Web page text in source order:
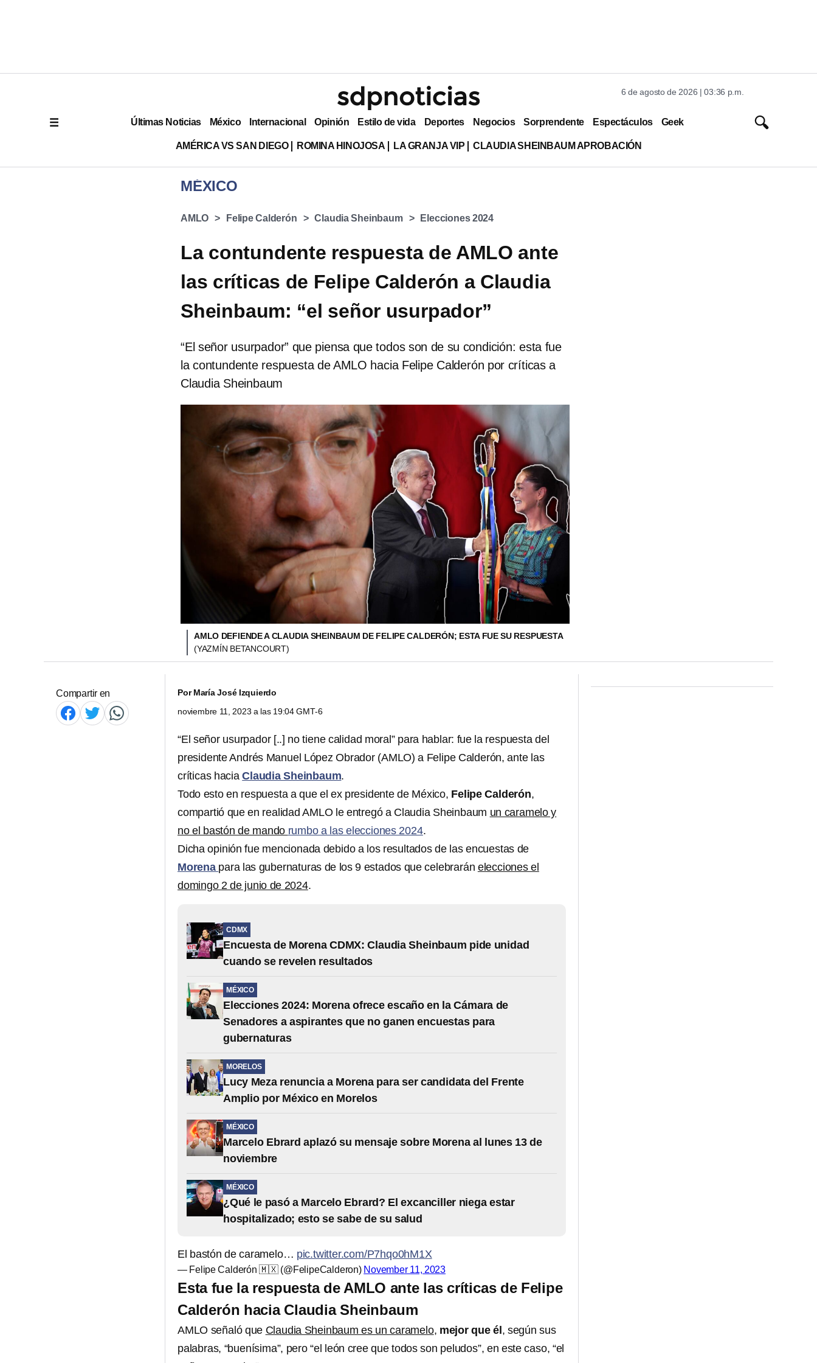
6 de agosto de 2026 | 03:36 p.m.
Últimas Noticias México Internacional Opinión Estilo de vida Deportes Negocios Sorprendente Espectáculos Geek
AMÉRICA VS SAN DIEGO ROMINA HINOJOSA LA GRANJA VIP CLAUDIA SHEINBAUM APROBACIÓN
MÉXICO
AMLO Felipe Calderón Claudia Sheinbaum Elecciones 2024
La contundente respuesta de AMLO ante
las críticas de Felipe Calderón a Claudia
Sheinbaum: “el señor usurpador”
“El señor usurpador” que piensa que todos son de su condición: esta fue
la contundente respuesta de AMLO hacia Felipe Calderón por críticas a
Claudia Sheinbaum
AMLO DEFIENDE A CLAUDIA SHEINBAUM DE FELIPE CALDERÓN; ESTA FUE SU RESPUESTA
(YAZMÍN BETANCOURT)
Compartir en PorMaría José Izquierdo
noviembre 11, 2023 a las 19:04 GMT-6
“El señor usurpador [..] no tiene calidad moral” para hablar: fue la respuesta del
presidente Andrés Manuel López Obrador (AMLO) a Felipe Calderón, ante las
críticas haciaClaudia Sheinbaum.
Todo esto en respuesta a que el ex presidente de México, Felipe Calderón,
compartió que en realidad AMLO le entregó a Claudia Sheinbaum un caramelo y
no el bastón de mando rumbo a las elecciones 2024.
Dicha opinión fue mencionada debido a los resultados de las encuestas de
Morena para las gubernaturas de los 9 estados que celebrarán elecciones el
domingo 2 de junio de 2024.
CDMX
Encuesta de Morena CDMX: Claudia Sheinbaum pide unidad
cuando se revelen resultados
MÉXICO
Elecciones 2024: Morena ofrece escaño en la Cámara de
Senadores a aspirantes que no ganen encuestas para
gubernaturas
MORELOS
Lucy Meza renuncia a Morena para ser candidata del Frente
Amplio por México en Morelos
MÉXICO
Marcelo Ebrard aplazó su mensaje sobre Morena al lunes 13 de
noviembre
MÉXICO
¿Qué le pasó a Marcelo Ebrard? El excanciller niega estar
hospitalizado; esto se sabe de su salud
El bastón de caramelo… pic.twitter.com/P7hqo0hM1X
— Felipe Calderón 🇲🇽 (@FelipeCalderon) November 11, 2023
Esta fue la respuesta de AMLO ante las críticas de Felipe
Calderón hacia Claudia Sheinbaum
AMLO señaló que Claudia Sheinbaum es un caramelo, mejor que él , según sus
palabras, “buenísima”, pero “el león cree que todos son peludos”, en este caso, “el